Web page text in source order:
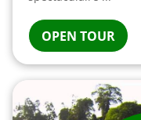
OPEN TOUR